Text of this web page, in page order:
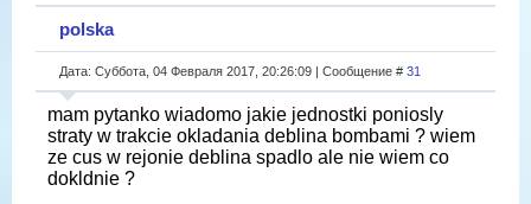
polska
Дата: Суббота, 04 Февраля 2017, 20:26:09 | Сообщение # 31
mam pytanko wiadomo jakie jednostki poniosly
straty w trakcie okladania deblina bombami ? wiem
ze cus w rejonie deblina spadlo ale nie wiem co
dokldnie ?